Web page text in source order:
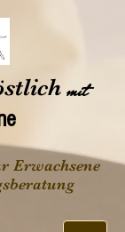
mit
Erwachsene